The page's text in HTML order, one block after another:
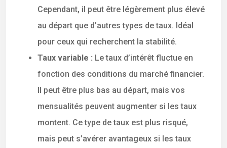
Cependant, il peut être légèrement plus élevé
au départ que d’autres types de taux. Idéal
pour ceux qui recherchent la stabilité.
Taux variable : Le taux d’intérêt fluctue en
fonction des conditions du marché financier.
Il peut être plus bas au départ, mais vos
mensualités peuvent augmenter si les taux
montent. Ce type de taux est plus risqué,
mais peut s’avérer avantageux si les taux